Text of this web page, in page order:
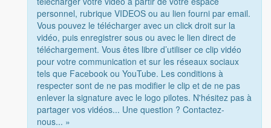
personnel, rubrique VIDEOS ou au lien fourni par email.
Vous pouvez le télécharger avec un click droit sur la
vidéo, puis enregistrer sous ou avec le lien direct de
téléchargement. Vous êtes libre d’utiliser ce clip vidéo
pour votre communication et sur les réseaux sociaux
tels que Facebook ou YouTube. Les conditions à
respecter sont de ne pas modifier le clip et de ne pas
enlever la signature avec le logo pilotes. N'hésitez pas à
partager vos vidéos... Une question ? Contactez-
nous... »